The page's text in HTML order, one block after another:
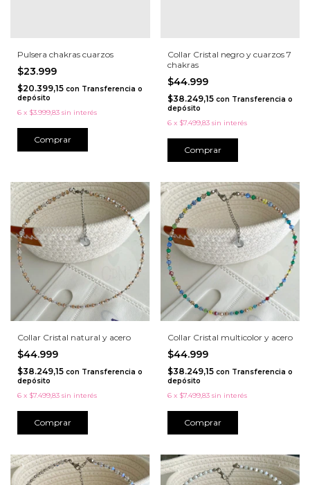
Pulsera chakras cuarzos
$23.999
$20.399,15 con Transferencia o
depósito
6 x $3.999,83 sin interés
Comprar
Collar Cristal negro y cuarzos 7
chakras
$44.999
$38.249,15 con Transferencia o
depósito
6 x $7.499,83 sin interés
Collar Cristal natural y acero
$44.999
$38.249,15 con Transferencia o
depósito
6 x $7.499,83 sin interés
Collar Cristal multicolor y acero
$44.999
$38.249,15 con Transferencia o
depósito
6 x $7.499,83 sin interés